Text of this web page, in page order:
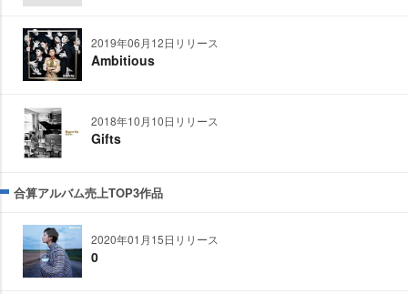
2019年06月12日リリース
Ambitious
2018年10月10日リリース
Gifts
合算アルバム売上TOP3作品
2020年01月15日リリース
0